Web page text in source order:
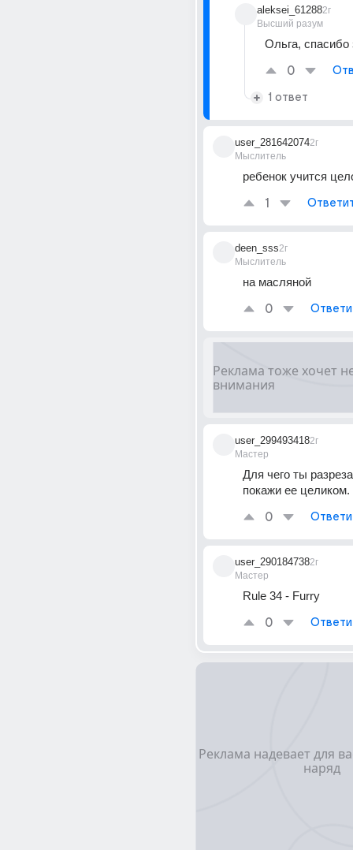
aleksei_61288
Высший разум
2г
Ольга, спасибо
0
1 ответ
user_281642074
Мыслитель
2г
ребенок учится
1
deen_sss
Мыслитель
2г
на масляной
0
user_299493418
Мастер
2г
Для чего ты
покажи ее целиком.
0
user_290184738
Мастер
2г
Rule 34 - Furry
0